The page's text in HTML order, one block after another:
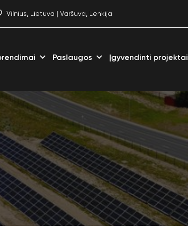
Vilnius, Lietuva | Varšuva, Lenkija
Paslaugos Įgyvendinti projektai